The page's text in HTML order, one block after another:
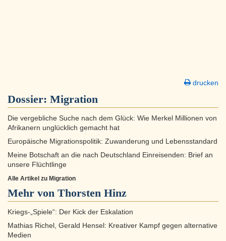
drucken
Dossier: Migration
Die vergebliche Suche nach dem Glück: Wie Merkel Millionen von
Afrikanern unglücklich gemacht hat
Europäische Migrationspolitik: Zuwanderung und Lebensstandard
Meine Botschaft an die nach Deutschland Einreisenden: Brief an
unsere Flüchtlinge
Alle Artikel zu Migration
Mehr von Thorsten Hinz
Kriegs-„Spiele“: Der Kick der Eskalation
Mathias Richel, Gerald Hensel: Kreativer Kampf gegen alternative
Medien